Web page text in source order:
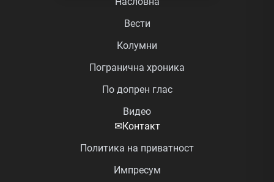
Вести
Колумни
Погранична хроника
По допрен глас
Видео
✉Контакт
Политика на приватност
Импресум